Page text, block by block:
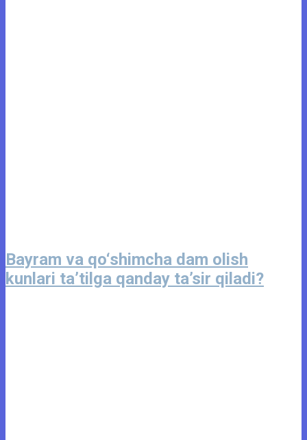
Bayram va qo‘shimcha dam olish
kunlari ta’tilga qanday ta’sir qiladi?